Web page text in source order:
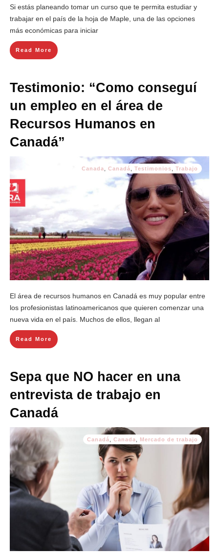
Si estás planeando tomar un curso que te permita estudiar y
trabajar en el país de la hoja de Maple, una de las opciones
más económicas para iniciar
Read More
Testimonio: “Como conseguí
un empleo en el área de
Recursos Humanos en
Canadá”
Canada Canadá Testimonios Trabajo
El área de recursos humanos en Canadá es muy popular entre
los profesionistas latinoamericanos que quieren comenzar una
nueva vida en el país. Muchos de ellos, llegan al
Read More
Sepa que NO hacer en una
entrevista de trabajo en
Canadá
Canadá Canada Mercado de trabajo